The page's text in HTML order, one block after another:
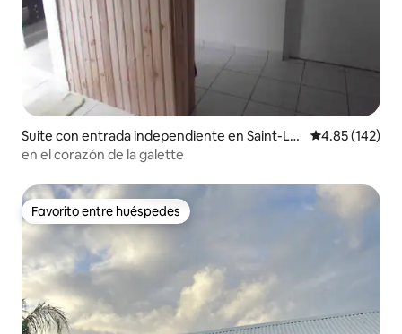
Suite con entrada independiente en Saint-Lo
uis
Calificación
4.85 (142)
en el corazón de la galette
Favorito entre huéspedes
Favorito entre huéspedes